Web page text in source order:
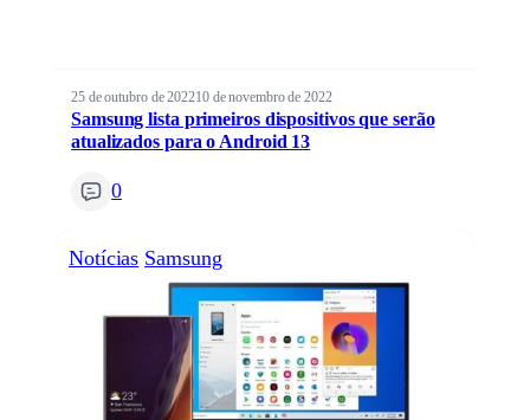
25 de outubro de 202210 de novembro de 2022
Samsung lista primeiros dispositivos que serão
atualizados para o Android 13
0
Notícias Samsung